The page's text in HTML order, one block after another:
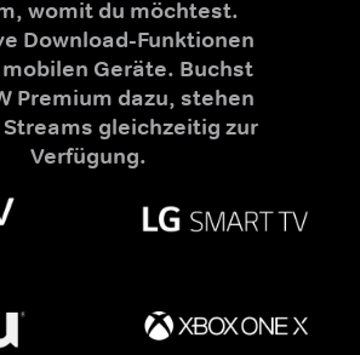
womit du möchtest.
Download-Funktionen
Geräte. Buchst
Premium dazu, stehen
Streams gleichzeitig zur
Verfügung.